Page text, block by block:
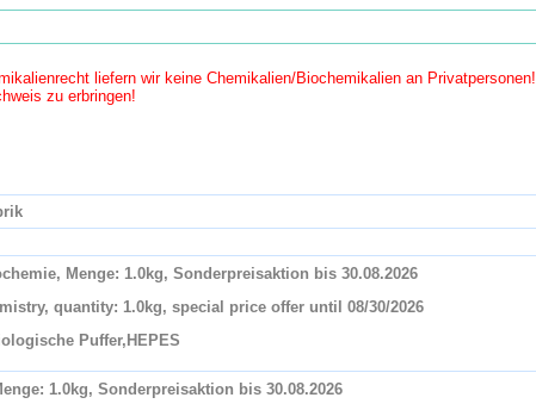
liefern wir keine Chemikalien/Biochemikalien an Privatpersonen!
zu erbringen!
Menge: 1.0kg, Sonderpreisaktion bis 30.08.2026
quantity: 1.0kg, special price offer until 08/30/2026
Puffer,HEPES
1.0kg, Sonderpreisaktion bis 30.08.2026